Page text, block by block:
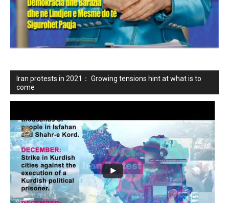
Iran protests in 2021： Growing tensions hint at what is to
come